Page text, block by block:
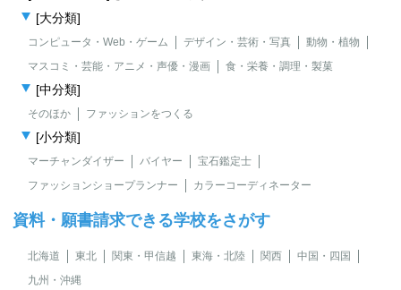
[大分類]
コンピュータ・Web・ゲーム デザイン・芸術・写真
動物・植物
マスコミ・芸能・アニメ・声優・漫画
食・栄養・調理・製菓
[中分類]
そのほか ファッションをつくる
[小分類]
マーチャンダイザー バイヤー
宝石鑑定士
ファッションショープランナー
カラーコーディネーター
資料・願書請求できる学校をさがす
北海道 東北 関東・甲信越 東海・北陸 関西
中国・四国
九州・沖縄